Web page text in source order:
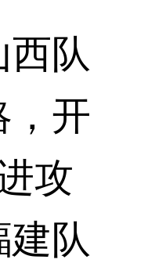
队
，开
攻
队